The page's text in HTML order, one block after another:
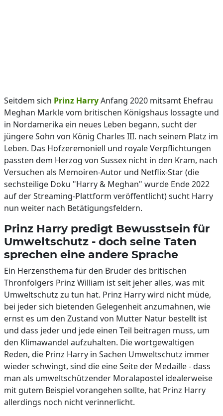
Seitdem sich Prinz HarryAnfang 2020 mitsamt Ehefrau
Meghan Markle vom britischen Königshaus lossagte und
in Nordamerika ein neues Leben begann, sucht der
jüngere Sohn von König Charles III. nach seinem Platz im
Leben. Das Hofzeremoniell und royale Verpflichtungen
passten dem Herzog von Sussex nicht in den Kram, nach
Versuchen als Memoiren-Autor und Netflix-Star (die
sechsteilige Doku "Harry & Meghan" wurde Ende 2022
auf der Streaming-Plattform veröffentlicht) sucht Harry
nun weiter nach Betätigungsfeldern.
Prinz Harry predigt Bewusstsein für
Umweltschutz - doch seine Taten
sprechen eine andere Sprache
Ein Herzensthema für den Bruder des britischen
Thronfolgers Prinz William ist seit jeher alles, was mit
Umweltschutz zu tun hat. Prinz Harry wird nicht müde,
bei jeder sich bietenden Gelegenheit anzumahnen, wie
ernst es um den Zustand von Mutter Natur bestellt ist
und dass jeder und jede einen Teil beitragen muss, um
den Klimawandel aufzuhalten. Die wortgewaltigen
Reden, die Prinz Harry in Sachen Umweltschutz immer
wieder schwingt, sind die eine Seite der Medaille - dass
man als umweltschützender Moralapostel idealerweise
mit gutem Beispiel vorangehen sollte, hat Prinz Harry
allerdings noch nicht verinnerlicht.